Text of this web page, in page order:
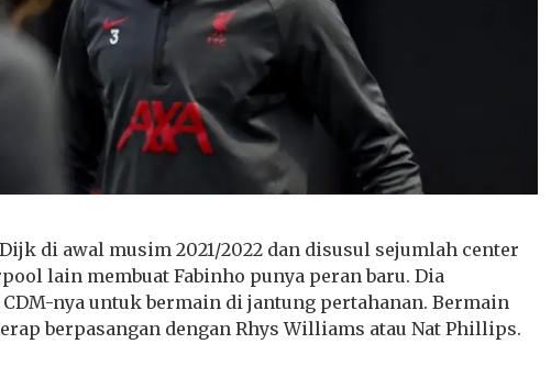
di awal musim 2021/2022 dan disusul sejumlah center
lain membuat Fabinho punya peran baru. Dia
nya untuk bermain di jantung pertahanan. Bermain
berpasangan dengan Rhys Williams atau Nat Phillips.